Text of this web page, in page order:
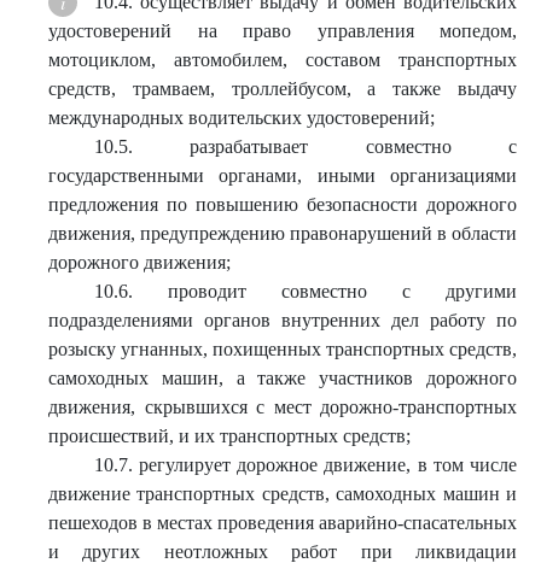
удостоверений на право управления мопедом,
мотоциклом, автомобилем, составом транспортных
средств, трамваем, троллейбусом, а также выдачу
международных водительских удостоверений;
10.5. разрабатывает совместно с
государственными органами, иными организациями
предложения по повышению безопасности дорожного
движения, предупреждению правонарушений в области
дорожного движения;
10.6. проводит совместно с другими
подразделениями органов внутренних дел работу по
розыску угнанных, похищенных транспортных средств,
самоходных машин, а также участников дорожного
движения, скрывшихся с мест дорожно-транспортных
происшествий, и их транспортных средств;
10.7. регулирует дорожное движение, в том числе
движение транспортных средств, самоходных машин и
пешеходов в местах проведения аварийно-спасательных
и других неотложных работ при ликвидации